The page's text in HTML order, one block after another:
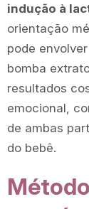
indução à
orientação
pode
bomba
resultados
emocional,
de ambas
do bebê.